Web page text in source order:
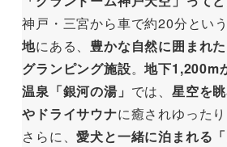
神戸・三宮から車で約20分という
地にある、豊かな自然に囲まれ
グランピング施設。地下1,200m
温泉「銀河の湯」 では、 星空を
やドライサウナに癒されゆった
さらに、愛犬と一緒に泊まれる